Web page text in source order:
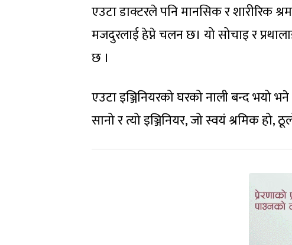
एउटा डाक्टरले पनि मानसिक र शारीरिक
मजदुरलाई हेप्ने चलन छ। यो सोचाइ र
छ ।
एउटा इञ्जिनियरको घरको नाली बन्द भयो
सानो र त्यो इञ्जिनियर, जो स्वयं श्रमिक हो,